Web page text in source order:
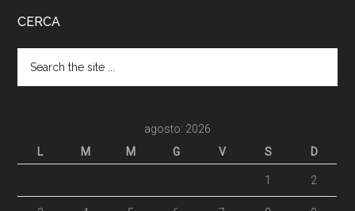
CERCA
agosto: 2026
L
M M G V S D
1 2